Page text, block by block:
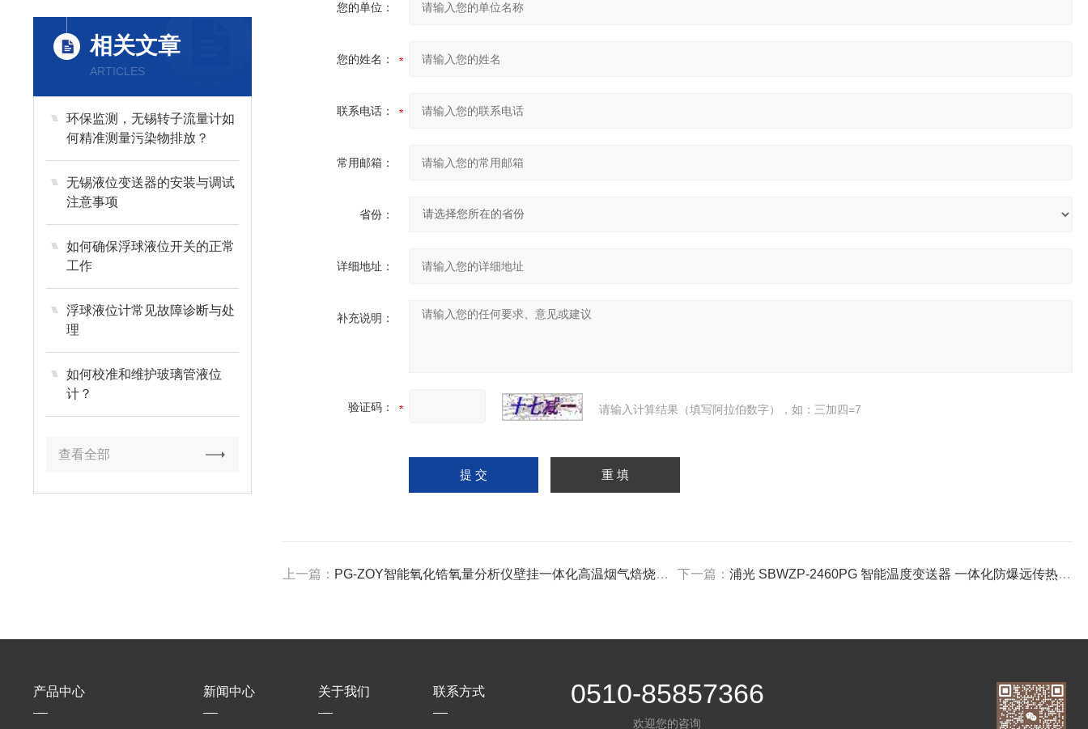
相关文章
ARTICLES
环保监测，无锡转子流量计如
何精准测量污染物排放？
无锡液位变送器的安装与调试
注意事项
如何确保浮球液位开关的正常
工作
浮球液位计常见故障诊断与处
理
如何校准和维护玻璃管液位
计？
查看全部
您的单位：
您的姓名：
联系电话：
常用邮箱：
省份：
详细地址：
补充说明：
验证码： 请输入计算结果（填写阿拉伯数字），如：三加四=7
上一篇： PG-ZOY智能氧化锆氧量分析仪壁挂一体化高温烟气焙烧炉氧量检测 下一篇：浦光 SBWZP-2460PG 智能温度变送器 一体化防爆远传热电阻
产品中心 新闻中心 关于我们 联系方式 0510-85857366
欢迎您的咨询